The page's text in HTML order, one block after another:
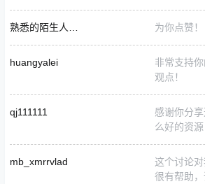
为你点赞！
huangyalei
非常支持你
观点！
qj111111
感谢你分享
么好的资源
mb_xmrrvlad
这个讨论对
很有帮助